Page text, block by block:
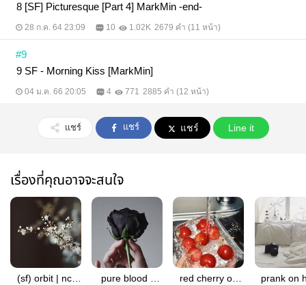
8 [SF] Picturesque [Part 4] MarkMin -end-
28 ก.ค. 64 23:09 10 1.02K 2679 คำ (11 หน้า)
#9
9 SF - Morning Kiss [MarkMin]
04 ม.ค. 66 20:05 4 771 2885 คำ (12 หน้า)
แชร์ แชร์ แชร์ Line it
เรื่องที่คุณอาจจะสนใจ
(sf) orbit | nct
pure blood -
red cherry on
prank on